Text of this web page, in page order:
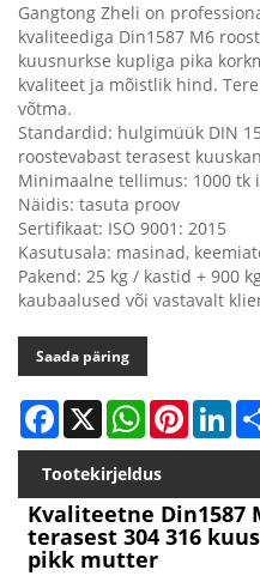
Gangtong Zheli on
kvaliteediga Din1587 M6
kuusnurkse kupliga pika
kvaliteet ja mõistlik hind.
võtma.
Standardid: hulgimüük DIN
roostevabast terasest
Minimaalne tellimus: 1000 tk
Näidis: tasuta proov
Sertifikaat: ISO 9001: 2015
Kasutusala: masinad,
Pakend: 25 kg / kastid + 900
kaubaalused või vastavalt
Saada päring
Facebook
X WhatsAppPinterest
Tootekirjeldus
Kvaliteetne Din1587
terasest 304 316
pikk mutter